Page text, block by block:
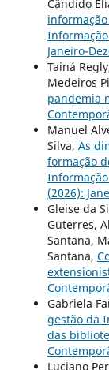
Cândido
Janeiro-
Tainá
Medeiros
pandemia
Manuel
Silva, As
formação
(2026):
Gleise da
Guterres,
Santana,
Santana,
Gabriela
gestão da
das
Luciano